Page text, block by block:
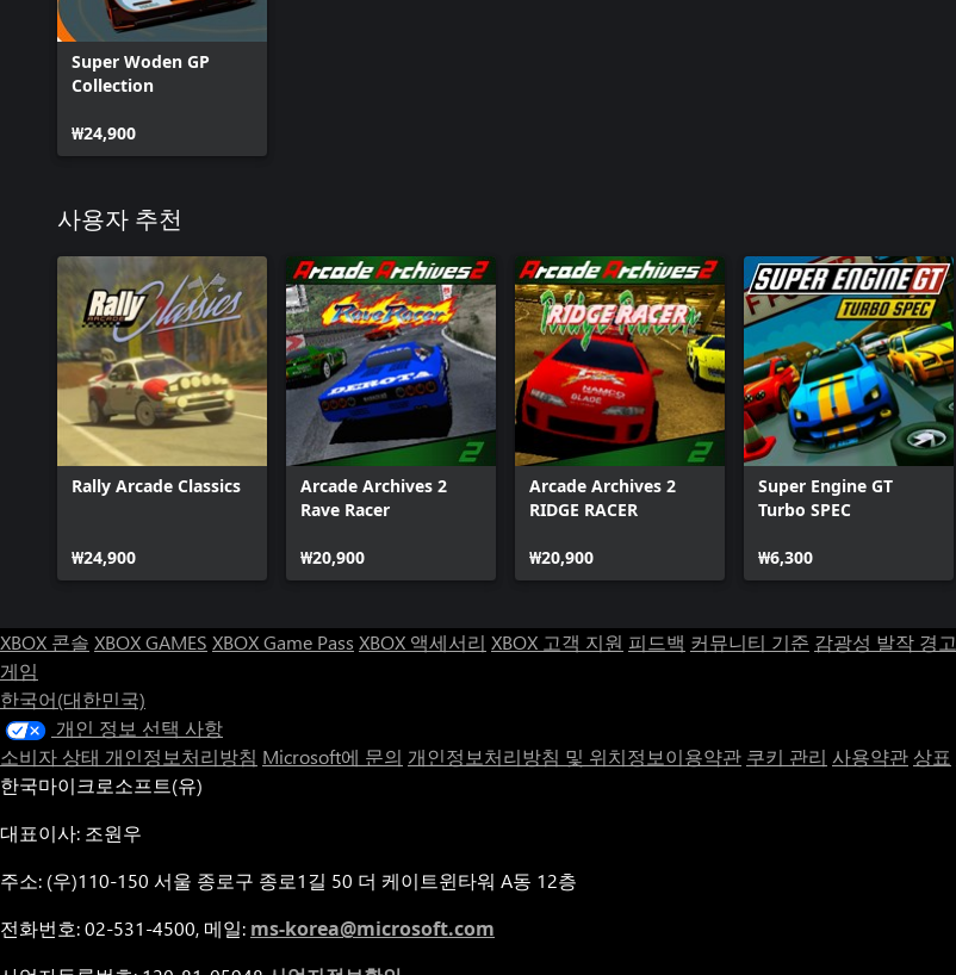
Super Woden GP
Collection
₩24,900
사용자 추천
Rally Arcade Classics
₩24,900
Arcade Archives 2
Rave Racer
₩20,900
Arcade Archives 2
RIDGE RACER
₩20,900
Super Engine GT
Turbo SPEC
₩6,300
XBOX 콘솔 XBOX GAMES XBOX Game Pass XBOX 액세서리 XBOX 고객 지원 피드백 커뮤니티 기준 감광성 발작 경고
게임
한국어(대한민국)
개인 정보 선택 사항
소비자 상태 개인정보처리방침 Microsoft에 문의 개인정보처리방침 및 위치정보이용약관 쿠키 관리 사용약관 상표
한국마이크로소프트(유)
대표이사: 조원우
주소: (우)110-150 서울 종로구 종로1길 50 더 케이트윈타워 A동 12층
전화번호: 02-531-4500, 메일: ms-korea@microsoft.com